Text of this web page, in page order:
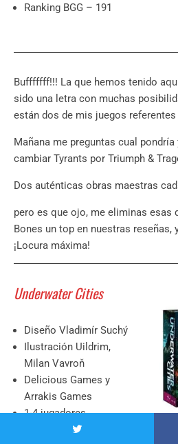
Ranking BGG – 191
Bufffffff!!! La que hemos tenido
sido una letra con muchas
están dos de mis juegos referentes
Mañana me preguntas cual
cambiar Tyrants por Triumph &
Dos auténticas obras maestras
pero es que ojo, me eliminas esas
Bones un top en nuestras reseñas,
¡Locura máxima!
Underwater Cities
Diseño Vladimír Suchý
Ilustración Uildrim,
Milan Vavroň
Delicious Games y
Arrakis Games
1-4 jugadores
80-150 minutos